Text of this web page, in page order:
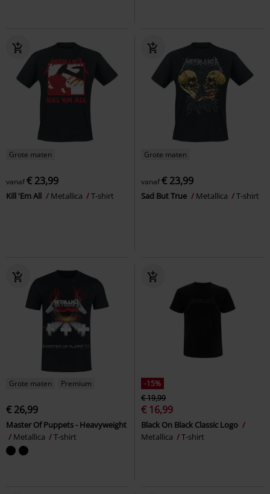
Grote maten
vanaf€ 23,99
Kill 'Em All Metallica T-shirt
Grote maten
vanaf€ 23,99
Sad But True Metallica T-shirt
Grote maten Premium
€ 26,99
Master Of Puppets - Heavyweight
Metallica
T-shirt
-15%
€ 19,99
€ 16,99
Black On Black Classic Logo
Metallica
T-shirt